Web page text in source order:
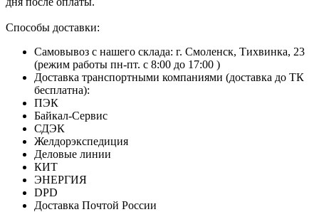
Способы доставки:
Самовывоз с нашего склада: г. Смоленск, Тихвинка, 23
(режим работы пн-пт. с 8:00 до 17:00 )
Доставка транспортными компаниями (доставка до ТК
бесплатна):
ПЭК
Байкал-Сервис
СДЭК
Желдорэкспедиция
Деловые линии
КИТ
ЭНЕРГИЯ
DPD
Доставка Почтой России